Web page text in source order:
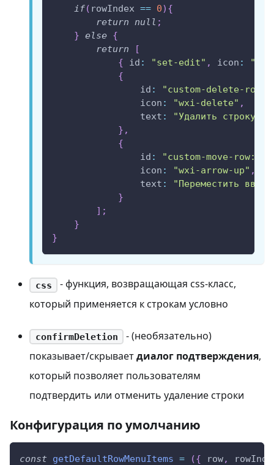
if( rowIndex == 0) {
return null ;
} else {
return
[
{
id : "set-edit" , icon :
{
id : "custom-delete-row"
icon : "wxi-delete" ,
text :
"Удалить строку"
} ,
{
id : "custom-move-row:up"
icon : "wxi-arrow-up" ,
text :
"Переместить
}
] ;
}
}
css
- функция, возвращающая css-класс,
который применяется к строкам условно
confirmDeletion
- (необязательно)
показывает/скрываетдиалог подтверждения,
который позволяет пользователям
подтвердить или отменить удаление строки
Конфигурация по умолчанию
const getDefaultRowMenuItems = ({ row,